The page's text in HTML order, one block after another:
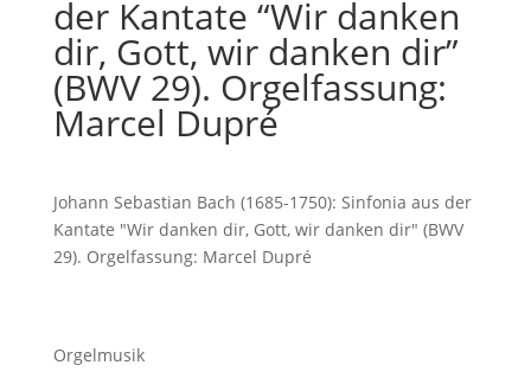
der Kantate “Wir danken
dir, Gott, wir danken dir”
(BWV 29). Orgelfassung:
Marcel Dupré
Johann Sebastian Bach (1685-1750): Sinfonia aus der
Kantate "Wir danken dir, Gott, wir danken dir" (BWV
29). Orgelfassung: Marcel Dupré
Orgelmusik